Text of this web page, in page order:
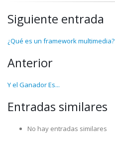
Siguiente entrada
¿Qué es un framework multimedia?
Anterior
Y el Ganador Es...
Entradas similares
No hay entradas similares